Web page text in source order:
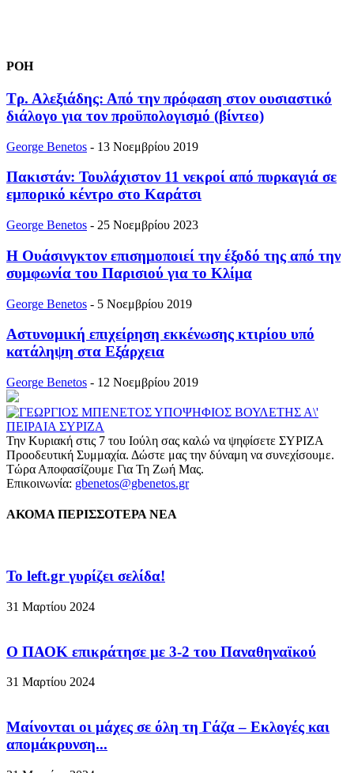
ΡΟΗ
Τρ. Αλεξιάδης: Από την πρόφαση στον ουσιαστικό
διάλογο για τον προϋπολογισμό (βίντεο)
George Benetos - 13 Νοεμβρίου 2019
Πακιστάν: Τουλάχιστον 11 νεκροί από πυρκαγιά σε
εμπορικό κέντρο στο Καράτσι
George Benetos - 25 Νοεμβρίου 2023
Η Ουάσινγκτον επισημοποιεί την έξοδό της από την
συμφωνία του Παρισιού για το Κλίμα
George Benetos - 5 Νοεμβρίου 2019
Aστυνομική επιχείρηση εκκένωσης κτιρίου υπό
κατάληψη στα Εξάρχεια
George Benetos - 12 Νοεμβρίου 2019
Την Κυριακή στις 7 του Ιούλη σας καλώ να ψηφίσετε ΣΥΡΙΖΑ
Προοδευτική Συμμαχία. Δώστε μας την δύναμη να συνεχίσουμε.
Τώρα Αποφασίζουμε Για Τη Ζωή Μας.
Επικοινωνία: gbenetos@gbenetos.gr
ΑΚΟΜΑ ΠΕΡΙΣΣΟΤΕΡΑ ΝΕΑ
To left.gr γυρίζει σελίδα!
31 Μαρτίου 2024
Ο ΠΑΟΚ επικράτησε με 3-2 του Παναθηναϊκού
31 Μαρτίου 2024
Μαίνονται οι μάχες σε όλη τη Γάζα – Eκλογές και
απομάκρυνση...